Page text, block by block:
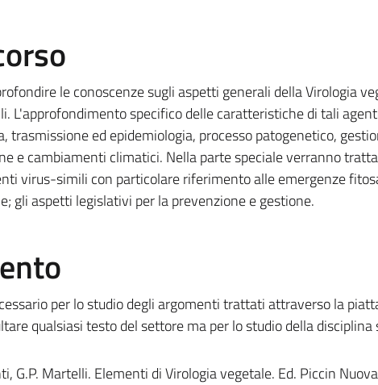
le conoscenze sugli aspetti generali della Virologia
L'approfondimento specifico delle caratteristiche di tali
trasmissione ed epidemiologia, processo patogenetico,
e cambiamenti climatici. Nella parte speciale verranno
virus-simili con particolare riferimento alle emergenze
gli aspetti legislativi per la prevenzione e gestione.
per lo studio degli argomenti trattati attraverso la
qualsiasi testo del settore ma per lo studio della disciplina
G.P. Martelli. Elementi di Virologia vegetale. Ed. Piccin